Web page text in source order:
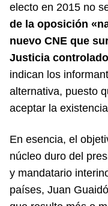
electo en 2015 no
de la oposición
nuevo CNE que
Justicia
indican los
alternativa, puesto
aceptar la
En esencia, el
núcleo duro del
y mandatario
países, Juan